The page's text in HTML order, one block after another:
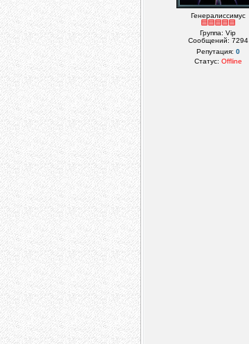
Генералиссимус
Группа: Vip
Сообщений: 7294
Репутация: 0
Статус: Offline